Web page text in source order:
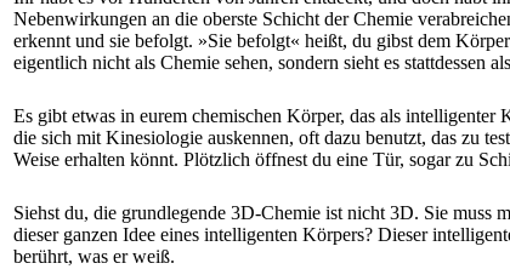
Nebenwirkungen an die oberste Schicht der Chemie
erkennt und sie befolgt. »Sie befolgt« heißt, du gibst dem
eigentlich nicht als Chemie sehen, sondern sieht es stattdessen
Es gibt etwas in eurem chemischen Körper, das als
die sich mit Kinesiologie auskennen, oft dazu benutzt, das zu
Weise erhalten könnt. Plötzlich öffnest du eine Tür, sogar zu
Siehst du, die grundlegende 3D-Chemie ist nicht 3D. Sie muss
dieser ganzen Idee eines intelligenten Körpers? Dieser
berührt, was er weiß.